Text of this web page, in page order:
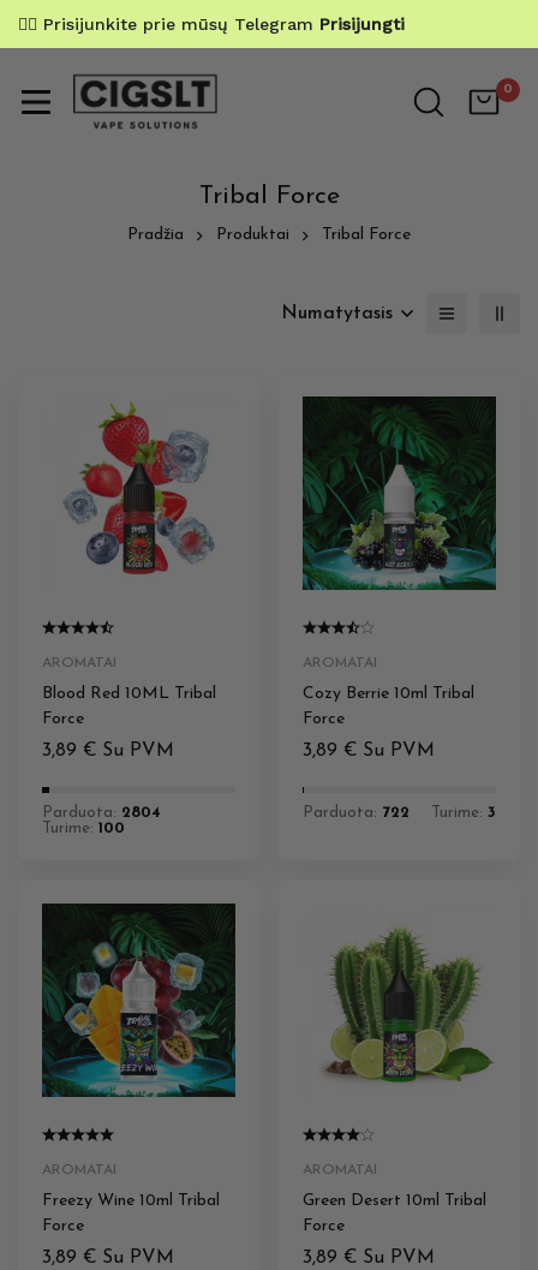
✌🏼 Prisijunkite prie mūsų Telegram Prisijungti
0
Tribal Force
Pradžia Produktai Tribal Force
Numatytasis
AROMATAI
Blood Red 10ML Tribal
Force
3,89 € Su PVM
Parduota: 2804
Turime: 100
AROMATAI
Cozy Berrie 10ml Tribal
Force
3,89 € Su PVM
Parduota: 722 Turime: 3
AROMATAI
Freezy Wine 10ml Tribal
Force
3,89 € Su PVM
AROMATAI
Green Desert 10ml Tribal
Force
3,89 € Su PVM